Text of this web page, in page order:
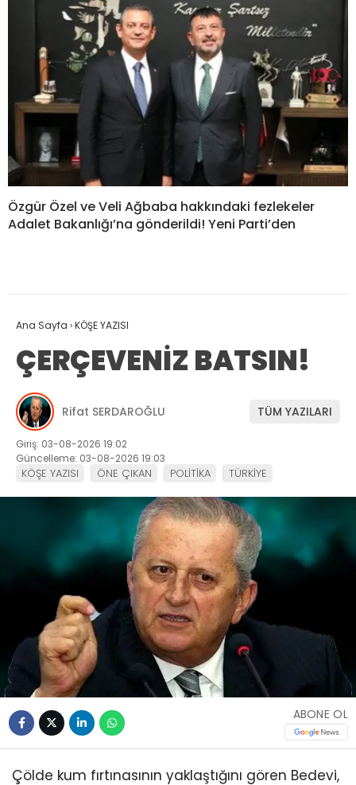
Özgür Özel ve Veli Ağbaba hakkındaki fezlekeler
Adalet Bakanlığı’na gönderildi! Yeni Parti’den
Ana Sayfa ›KÖŞE YAZISI
ÇERÇEVENİZ BATSIN!
Rifat SERDAROĞLU TÜM YAZILARI
Giriş: 03-08-2026 19:02
Güncelleme: 03-08-2026 19:03
KÖŞE YAZISI ÖNE ÇIKAN POLİTİKA TÜRKİYE
ABONE OL
Çölde kum fırtınasının yaklaştığını gören Bedevi,